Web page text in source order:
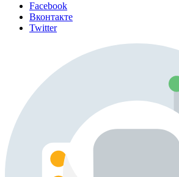
Facebook
Вконтакте
Twitter